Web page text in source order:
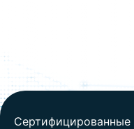
Предприятие
Контакт
Сертифицированные